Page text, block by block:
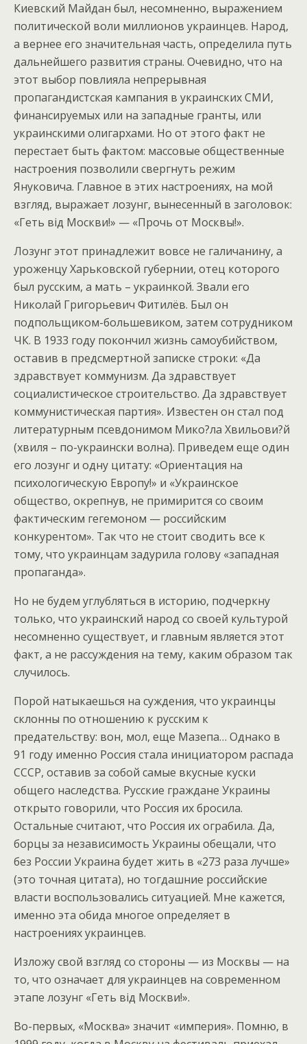
Киевский Майдан был, несомненно, выражением
политической воли миллионов украинцев. Народ,
а вернее его значительная часть, определила путь
дальнейшего развития страны. Очевидно, что на
этот выбор повлияла непрерывная
пропагандистская кампания в украинских СМИ,
финансируемых или на западные гранты, или
украинскими олигархами. Но от этого факт не
перестает быть фактом: массовые общественные
настроения позволили свергнуть режим
Януковича. Главное в этих настроениях, на мой
взгляд, выражает лозунг, вынесенный в заголовок:
«Геть вiд Москви!» — «Прочь от Москвы!».
Лозунг этот принадлежит вовсе не галичанину, а
уроженцу Харьковской губернии, отец которого
был русским, а мать – украинкой. Звали его
Николай Григорьевич Фитилёв. Был он
подпольщиком-большевиком, затем сотрудником
ЧК. В 1933 году покончил жизнь самоубийством,
оставив в предсмертной записке строки: «Да
здравствует коммунизм. Да здравствует
социалистическое строительство. Да здравствует
коммунистическая партия». Известен он стал под
литературным псевдонимом Мико?ла Хвильови?й
(хвиля – по-украински волна). Приведем еще один
его лозунг и одну цитату: «Ориентация на
психологическую Европу!» и «Украинское
общество, окрепнув, не примирится со своим
фактическим гегемоном — российским
конкурентом». Так что не стоит сводить все к
тому, что украинцам задурила голову «западная
пропаганда».
Но не будем углубляться в историю, подчеркну
только, что украинский народ со своей культурой
несомненно существует, и главным является этот
факт, а не рассуждения на тему, каким образом так
случилось.
Порой натыкаешься на суждения, что украинцы
склонны по отношению к русским к
предательству: вон, мол, еще Мазепа… Однако в
91 году именно Россия стала инициатором распада
СССР, оставив за собой самые вкусные куски
общего наследства. Русские граждане Украины
открыто говорили, что Россия их бросила.
Остальные считают, что Россия их ограбила. Да,
борцы за независимость Украины обещали, что
без России Украина будет жить в «273 раза лучше»
(это точная цитата), но тогдашние российские
власти воспользовались ситуацией. Мне кажется,
именно эта обида многое определяет в
настроениях украинцев.
Изложу свой взгляд со стороны — из Москвы — на
то, что означает для украинцев на современном
этапе лозунг «Геть вiд Москви!».
Во-первых, «Москва» значит «империя». Помню, в